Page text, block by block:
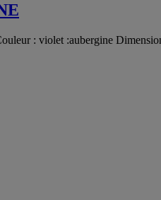
: violet :aubergine